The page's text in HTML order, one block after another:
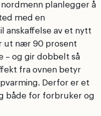
planlegger å
med en
anskaffelse av et nytt
ut nær 90 prosent
– og gir dobbelt så
fra ovnen betyr
Derfor er et
både for forbruker og